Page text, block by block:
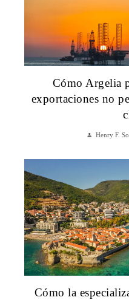
Cómo Argelia
exportaciones no
Henry F.
Cómo la